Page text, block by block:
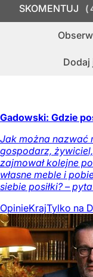
Dodaj
SKOMENTUJ
Gadowski: Gdzie
Jak można nazwać
gospodarz,
zajmował kolejne
własne meble i
siebie posiłki? –
OpinieKrajTylko na